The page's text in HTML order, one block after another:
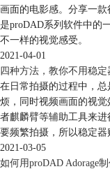
画面的电影感。分享一
是proDAD系列软件中的
不一样的视觉感受。
2021-04-01
四种方法，教你不用稳
在日常拍摄的过程中，
烦，同时视频画面的视
者麒麟臂等辅助工具来
要频繁拍摄，所以稳定器
2021-03-05
如何用proDAD Adorage